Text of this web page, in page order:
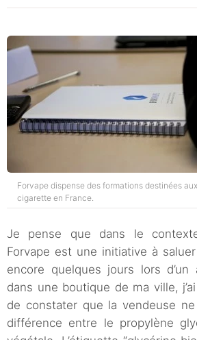
Forvape dispense des formations destinées
cigarette en France.
Je pense que dans le
Forvape est une initiative à
encore quelques jours lors
dans une boutique de ma ville,
de constater que la vendeuse
différence entre le propylène